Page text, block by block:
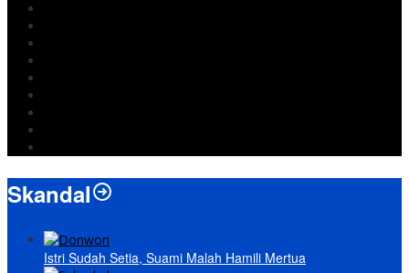
Skandal
Istri Sudah Setia, Suami Malah Hamili Mertua